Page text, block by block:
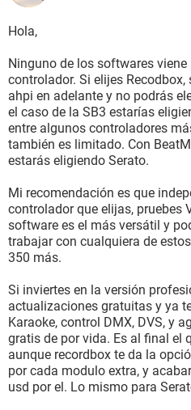
Hola,
Ninguno de los softwares
controlador. Si elijes
ahpi en adelante y no podrás
el caso de la SB3 estarías
entre algunos controladores
también es limitado. Con
estarás eligiendo Serato.
Mi recomendación es que
controlador que elijas, pruebes
software es el más versátil y
trabajar con cualquiera de
350 más.
Si inviertes en la versión
actualizaciones gratuitas y ya
Karaoke, control DMX, DVS, y
gratis de por vida. Es al final el
aunque recordbox te da la
por cada modulo extra, y
usd por el. Lo mismo para